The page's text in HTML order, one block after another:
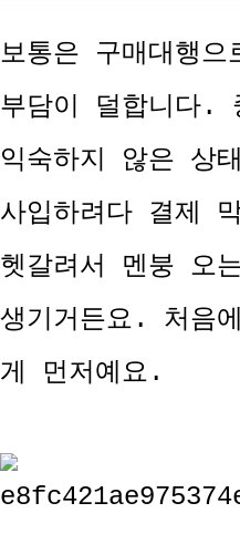
보통은 구매대행으
부담이 덜합니다.
익숙하지 않은 상
사입하려다 결제
헷갈려서 멘붕 오
생기거든요. 처음
게 먼저예요.